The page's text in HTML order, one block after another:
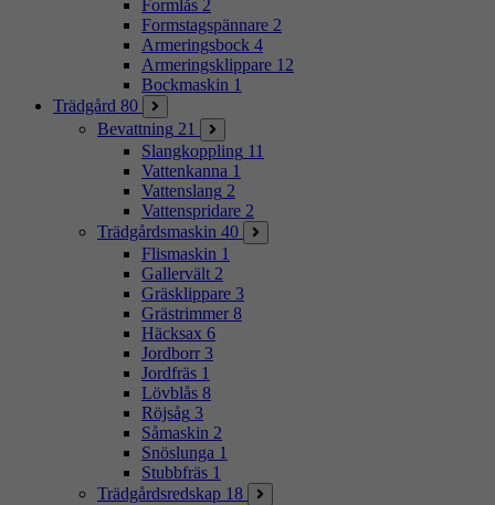
Formlås 2
Formstagspännare 2
Armeringsbock 4
Armeringsklippare 12
Bockmaskin 1
Trädgård 80
Bevattning 21
Slangkoppling 11
Vattenkanna 1
Vattenslang 2
Vattenspridare 2
Trädgårdsmaskin 40
Flismaskin 1
Gallervält 2
Gräsklippare 3
Grästrimmer 8
Häcksax 6
Jordborr 3
Jordfräs 1
Lövblås 8
Röjsåg 3
Såmaskin 2
Snöslunga 1
Stubbfräs 1
Trädgårdsredskap 18